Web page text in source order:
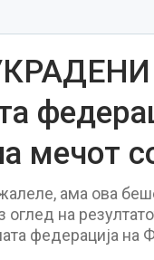
мечот
ама ова
оглед на
федерација на